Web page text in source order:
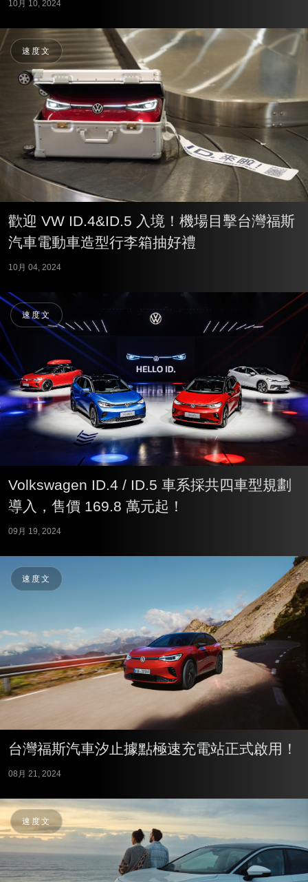
10月 10, 2024
速度文
歡迎 VW ID.4&ID.5 入境！機場目擊台灣福斯
汽車電動車造型行李箱抽好禮
10月 04, 2024
速度文
Volkswagen ID.4 / ID.5 車系採共四車型規劃
導入，售價 169.8 萬元起！
09月 19, 2024
速度文
台灣福斯汽車汐止據點極速充電站正式啟用！
08月 21, 2024
速度文